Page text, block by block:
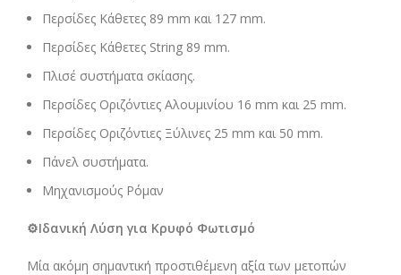
Περσίδες Κάθετες 89 mm και 127 mm.
Περσίδες Κάθετες String 89 mm.
Πλισέ συστήματα σκίασης.
Περσίδες Οριζόντιες Αλουμινίου 16 mm και 25 mm.
Περσίδες Οριζόντιες Ξύλινες 25 mm και 50 mm.
Πάνελ συστήματα.
Μηχανισμούς Ρόμαν
⚙️Ιδανική Λύση για Κρυφό Φωτισμό
Μία ακόμη σημαντική προστιθέμενη αξία των μετοπών